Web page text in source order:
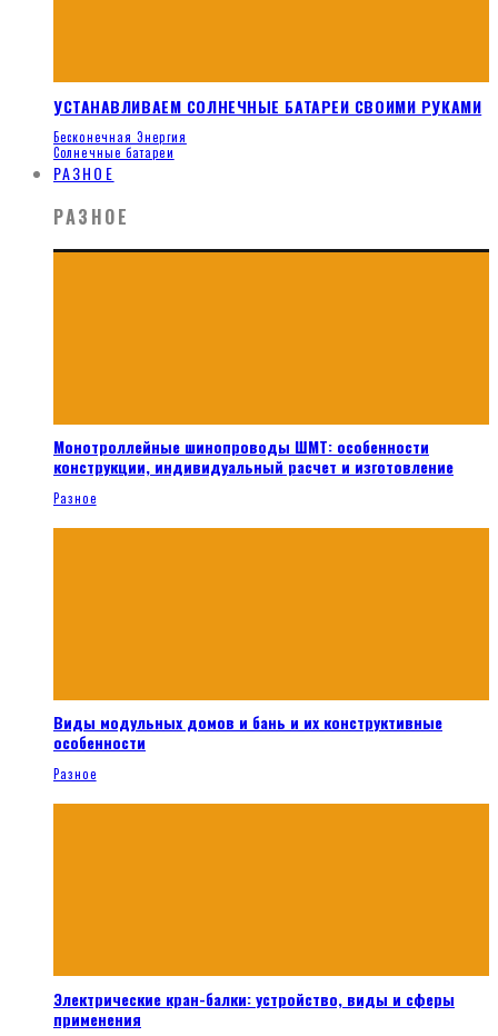
УСТАНАВЛИВАЕМ СОЛНЕЧНЫЕ БАТАРЕИ СВОИМИ РУКАМИ
Бесконечная Энергия
Солнечные батареи
РАЗНОЕ
РАЗНОЕ
Монотроллейные шинопроводы ШМТ: особенности
конструкции, индивидуальный расчет и изготовление
Разное
Виды модульных домов и бань и их конструктивные
особенности
Разное
Электрические кран-балки: устройство, виды и сферы
применения